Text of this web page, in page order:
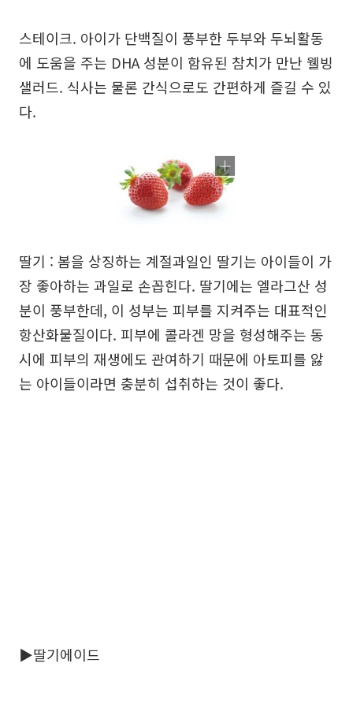
스테이크. 아이가 단백질이 풍부한 두부와 두뇌활동
에 도움을 주는 DHA 성분이 함유된 참치가 만난 웰빙
샐러드. 식사는 물론 간식으로도 간편하게 즐길 수 있
다.
딸기 : 봄을 상징하는 계절과일인 딸기는 아이들이 가
장 좋아하는 과일로 손꼽힌다. 딸기에는 엘라그산 성
분이 풍부한데, 이 성부는 피부를 지켜주는 대표적인
항산화물질이다. 피부에 콜라겐 망을 형성해주는 동
시에 피부의 재생에도 관여하기 때문에 아토피를 앓
는 아이들이라면 충분히 섭취하는 것이 좋다.
▶딸기에이드